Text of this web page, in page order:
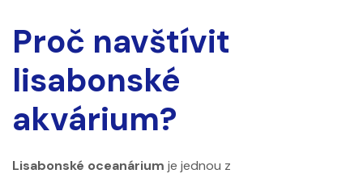
Proč navštívit
lisabonské
akvárium?
Lisabonské oceanárium je jednou z